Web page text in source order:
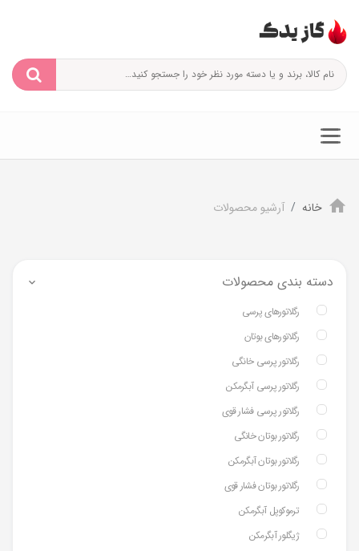
خانه آرشیو محصولات
دسته بندی محصولات
رگلاتورهای پرسی
رگلاتورهای بوتان
رگلاتور پرسی خانگی
رگلاتور پرسی آبگرمکن
رگلاتور پرسی فشار قوی
رگلاتور بوتان خانگی
رگلاتور بوتان آبگرمکن
رگلاتور بوتان فشار قوی
ترموکوپل آبگرمکن
ژیگلور آبگرمکن